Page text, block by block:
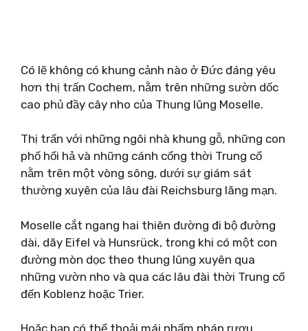
Có lẽ không có khung cảnh nào ở Đức đáng yêu
hơn thị trấn Cochem, nằm trên những sườn dốc
cao phủ đầy cây nho của Thung lũng Moselle.
Thị trấn với những ngôi nhà khung gỗ, những con
phố hối hả và những cánh cổng thời Trung cổ
nằm trên một vòng sông, dưới sự giám sát
thường xuyên của lâu đài Reichsburg lãng mạn.
Moselle cắt ngang hai thiên đường đi bộ đường
dài, dãy Eifel và Hunsrück, trong khi có một con
đường mòn dọc theo thung lũng xuyên qua
những vườn nho và qua các lâu đài thời Trung cổ
đến Koblenz hoặc Trier.
Hoặc bạn có thể thoải mái nhấm nháp rượu